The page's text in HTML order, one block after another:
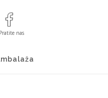
Pratite nas